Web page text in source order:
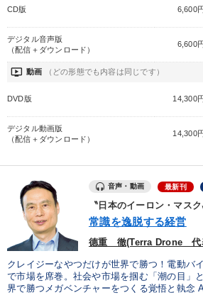
キーワード
新技術 MBA 経済予測 DX
企業文化
※「更新」を押すと「テーマ」「キーワード」を更新いた
全国経営者セミナー収録物以外の経営教材（
しいただけます
カテゴリー
マーケティング 147回春季大会
CD版 6,600
デジタル音声版
（配信＋ダウンロード）
6,600
ondemand_video 動画 （どの形態でも内容は同じです）
DVD版 14,300
デジタル動画版
（配信＋ダウンロード）
14,300
音声・動画 最新刊
〝日本のイーロン・マス
常識を逸脱する経営
德重 徹(Terra Drone 代
クレイジーなやつだけが世界で勝つ！電動バ
で市場を席巻。社会や市場を掴む「潮の目」
界で勝つメガベンチャーをつくる覚悟と執念